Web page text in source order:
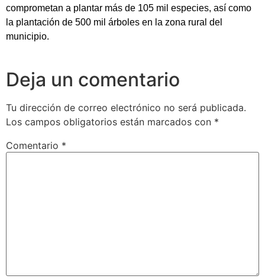
comprometan a plantar más de 105 mil especies, así como
la plantación de 500 mil árboles en la zona rural del
municipio.
Deja un comentario
Tu dirección de correo electrónico no será publicada.
Los campos obligatorios están marcados con *
Comentario *